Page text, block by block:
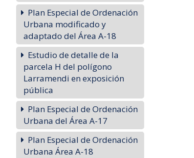
Plan Especial de Ordenación
Urbana modificado y
adaptado del Área A-18
Estudio de detalle de la
parcela H del polígono
Larramendi en exposición
pública
Plan Especial de Ordenación
Urbana del Área A-17
Plan Especial de Ordenación
Urbana Área A-18